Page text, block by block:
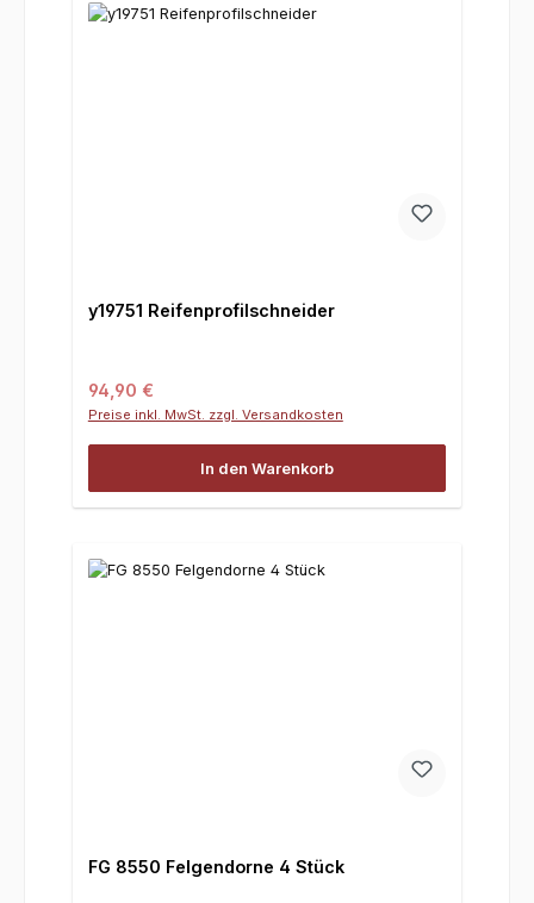
y19751 Reifenprofilschneider
Regulärer Preis:
94,90 €
Preise inkl. MwSt. zzgl. Versandkosten
In den Warenkorb
FG 8550 Felgendorne 4 Stück